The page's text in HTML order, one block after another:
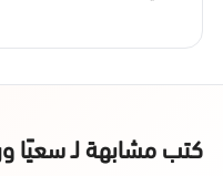
كتب مشابهة لـ سعيًا